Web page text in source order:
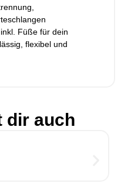
Füße für dein
flexibel und
dir auch